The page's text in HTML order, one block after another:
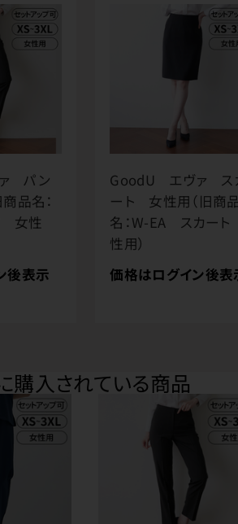
パン
品名：
女性
後表示
GoodU エヴァ ス
ート 女性用（旧商
名：W-EA スカー
性用）
価格はログイン後表
購入されている商品